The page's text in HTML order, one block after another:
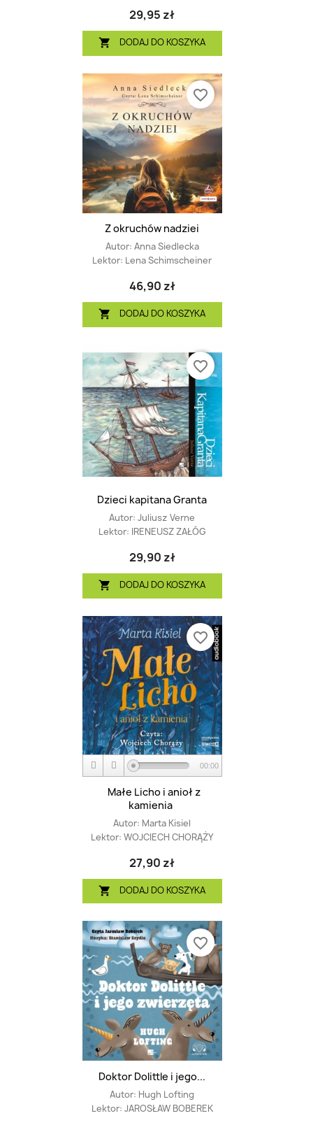
29,95 zł
 DODAJ DO KOSZYKA
Z okruchów nadziei
Autor: Anna Siedlecka
Lektor: Lena Schimscheiner
46,90 zł
 DODAJ DO KOSZYKA
favorite_border
Dzieci kapitana Granta
Autor: Juliusz Verne
Lektor: IRENEUSZ ZAŁÓG
29,90 zł
 DODAJ DO KOSZYKA
favorite_border
00:00
Małe Licho i anioł z
kamienia
Autor: Marta Kisiel
Lektor: WOJCIECH CHORĄŻY
27,90 zł
 DODAJ DO KOSZYKA
favorite_border
Doktor Dolittle i jego...
Autor: Hugh Lofting
Lektor: JAROSŁAW BOBEREK
favorite_border